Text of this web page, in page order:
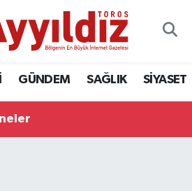
GÜNDEM SAĞLIK SİYASET